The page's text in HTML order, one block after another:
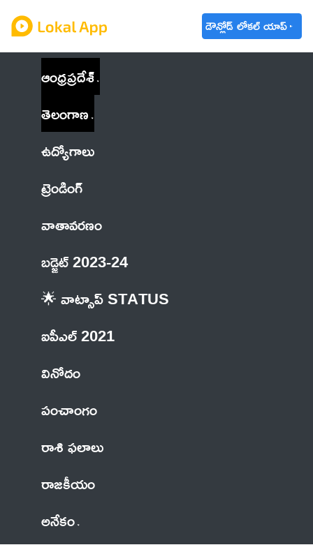
డౌన్లోడ్ లోకల్ యాప్
ఆంధ్రప్రదేశ్
తెలంగాణ
ఉద్యోగాలు
ట్రెండింగ్
వాతావరణం
బడ్జెట్ 2023-24
🌟 వాట్సాప్ STATUS
ఐపీఎల్ 2021
వినోదం
పంచాంగం
రాశి ఫలాలు
రాజకీయం
అనేకం